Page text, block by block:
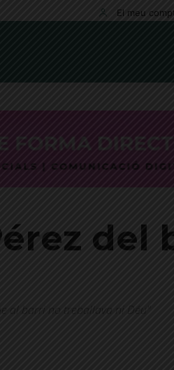
El meu
del
al barri no treballava ni Déu"